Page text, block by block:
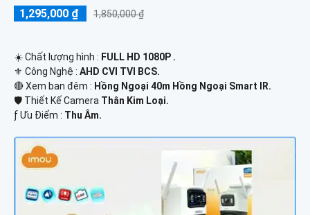
1,295,000 ₫ 1,850,000 ₫
☀️ Chất lượng hình : FULL HD 1080P .
⚜️ Công Nghệ : AHD CVI TVI BCS.
🔴 Xem ban đêm : Hồng Ngoại 40m Hồng Ngoại Smart IR.
🛡 Thiết Kế Camera Thân Kim Loại.
️ƒ Ưu Điểm : Thu Âm.